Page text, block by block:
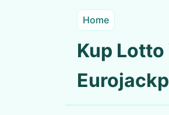
Home
Kup